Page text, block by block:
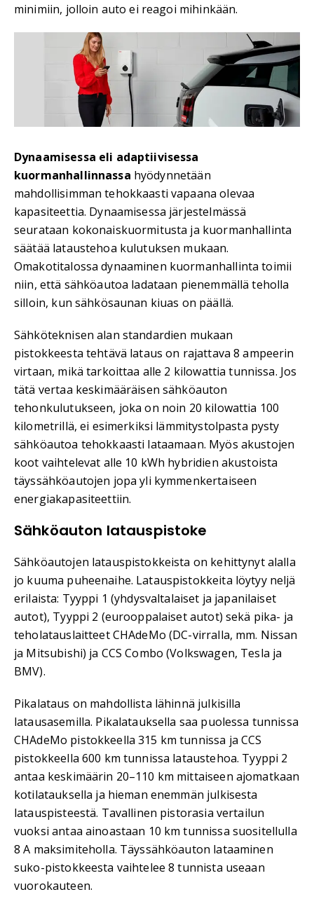
minimiin, jolloin auto ei reagoi mihinkään.
Dynaamisessa eli adaptiivisessa
kuormanhallinnassa hyödynnetään
mahdollisimman tehokkaasti vapaana olevaa
kapasiteettia. Dynaamisessa järjestelmässä
seurataan kokonaiskuormitusta ja kuormanhallinta
säätää lataustehoa kulutuksen mukaan.
Omakotitalossa dynaaminen kuormanhallinta toimii
niin, että sähköautoa ladataan pienemmällä teholla
silloin, kun sähkösaunan kiuas on päällä.
Sähköteknisen alan standardien mukaan
pistokkeesta tehtävä lataus on rajattava 8 ampeerin
virtaan, mikä tarkoittaa alle 2 kilowattia tunnissa. Jos
tätä vertaa keskimääräisen sähköauton
tehonkulutukseen, joka on noin 20 kilowattia 100
kilometrillä, ei esimerkiksi lämmitystolpasta pysty
sähköautoa tehokkaasti lataamaan. Myös akustojen
koot vaihtelevat alle 10 kWh hybridien akustoista
täyssähköautojen jopa yli kymmenkertaiseen
energiakapasiteettiin.
Sähköauton latauspistoke
Sähköautojen latauspistokkeista on kehittynyt alalla
jo kuuma puheenaihe. Latauspistokkeita löytyy neljä
erilaista: Tyyppi 1 (yhdysvaltalaiset ja japanilaiset
autot), Tyyppi 2 (eurooppalaiset autot) sekä pika- ja
teholatauslaitteet CHAdeMo (DC-virralla, mm. Nissan
ja Mitsubishi) ja CCS Combo (Volkswagen, Tesla ja
BMV).
Pikalataus on mahdollista lähinnä julkisilla
latausasemilla. Pikalatauksella saa puolessa tunnissa
CHAdeMo pistokkeella 315 km tunnissa ja CCS
pistokkeella 600 km tunnissa lataustehoa. Tyyppi 2
antaa keskimäärin 20–110 km mittaiseen ajomatkaan
kotilatauksella ja hieman enemmän julkisesta
latauspisteestä. Tavallinen pistorasia vertailun
vuoksi antaa ainoastaan 10 km tunnissa suositellulla
8 A maksimiteholla. Täyssähköauton lataaminen
suko-pistokkeesta vaihtelee 8 tunnista useaan
vuorokauteen.